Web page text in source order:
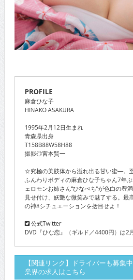
PROFILE
麻倉ひな子
HINAKO ASAKURA
1995年2月12日生まれ
青森県出身
T158B88W58H88
撮影◎宮本賢一
☆究極の美肢体から溢れ出る甘い蜜―。
ふんわりボディの麻倉ひな子ちゃん7年
ェロモンお姉さん“ひなぺち”が色白の豊
見せ付け、妖艶な微笑みで魅了する。最
の神8シチュエーションを括目せよ！
公式Twitter
DVD『ひな恋』（ギルド／4400円）は2
【関連リンク】ドライバーも募集
業界の求人はこちら